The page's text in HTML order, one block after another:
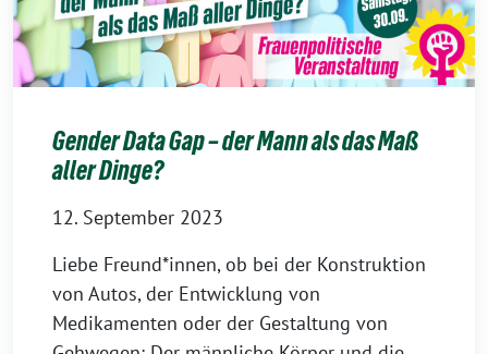
Gender Data Gap – der Mann als das Maß
aller Dinge?
12. September 2023
Liebe Freund*innen, ob bei der Konstruktion
von Autos, der Entwicklung von
Medikamenten oder der Gestaltung von